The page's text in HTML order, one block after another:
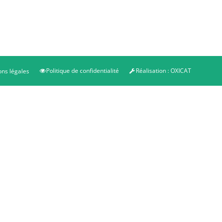
légales Politique de confidentialité Réalisation : OXICAT